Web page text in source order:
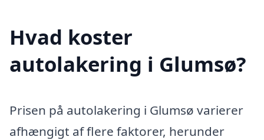
Hvad koster
autolakering i Glumsø?
Prisen på autolakering i Glumsø varierer
afhængigt af flere faktorer, herunder